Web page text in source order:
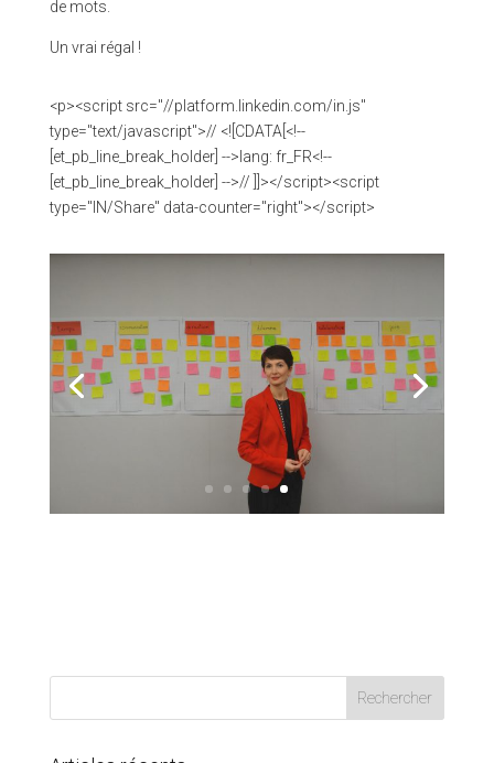
de mots.
Un vrai régal !
<p><script src="//platform.linkedin.com/in.js"
type="text/javascript">// <![CDATA[<!--
[et_pb_line_break_holder] -->lang: fr_FR<!--
[et_pb_line_break_holder] -->// ]]></script><script
type="IN/Share" data-counter="right"></script>